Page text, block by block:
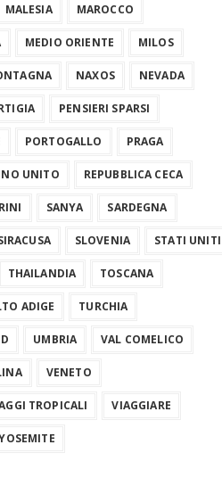
MALESIA MAROCCO
MEDIO ORIENTE MILOS
NAXOS NEVADA
PENSIERI SPARSI
PORTOGALLO PRAGA
UNITO REPUBBLICA CECA
SANYA SARDEGNA
SLOVENIA STATI UNITI
THAILANDIA TOSCANA
ADIGE TURCHIA
UMBRIA VAL COMELICO
VENETO
TROPICALI VIAGGIARE